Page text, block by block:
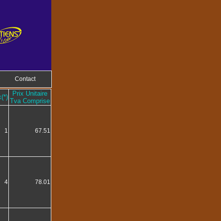
Contact
Prix Unitaire
Tva Comprise
1 67.51
4 78.01